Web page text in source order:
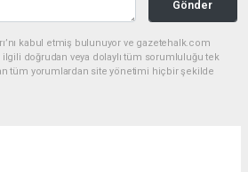
Gönder
kabul etmiş bulunuyor ve gazetehalk.com
ilgili doğrudan veya dolaylı tüm sorumluluğu tek
tüm yorumlardan site yönetimi hiçbir şekilde